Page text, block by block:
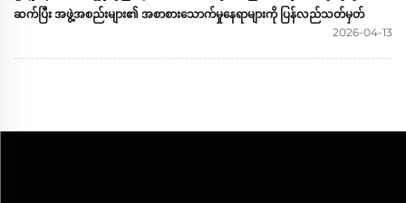
ဆက်ပြီး အဖွဲ့အစည်းများ၏ အစာစားသောက်မှုနေရာများကို ပြန်လည်သတ်မှတ်
2026-04-13